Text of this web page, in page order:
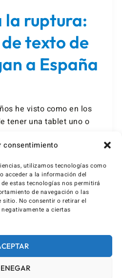
consentimiento
utilizamos tecnologías como
acceder a la información del
estas tecnologías nos permitirá
de navegación o las
sitio. No consentir o retirar el
a ciertas
la ruptura:
texto de
a España
he visto como en los
tener una tablet uno o